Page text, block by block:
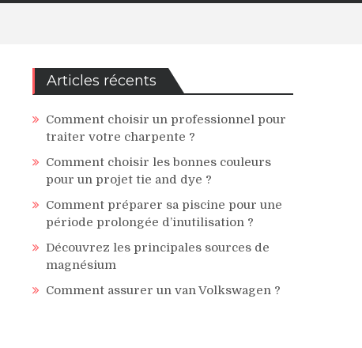
Articles récents
Comment choisir un professionnel pour
traiter votre charpente ?
Comment choisir les bonnes couleurs
pour un projet tie and dye ?
Comment préparer sa piscine pour une
période prolongée d’inutilisation ?
Découvrez les principales sources de
magnésium
Comment assurer un van Volkswagen ?